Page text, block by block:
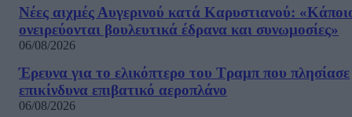
Νέες αιχμές Αυγερινού κατά Καρυστιανού:
ονειρεύονται βουλευτικά έδρανα και συνωμοσίες»
06/08/2026
Έρευνα για το ελικόπτερο του Τραμπ που πλησίασε
επικίνδυνα επιβατικό αεροπλάνο
06/08/2026